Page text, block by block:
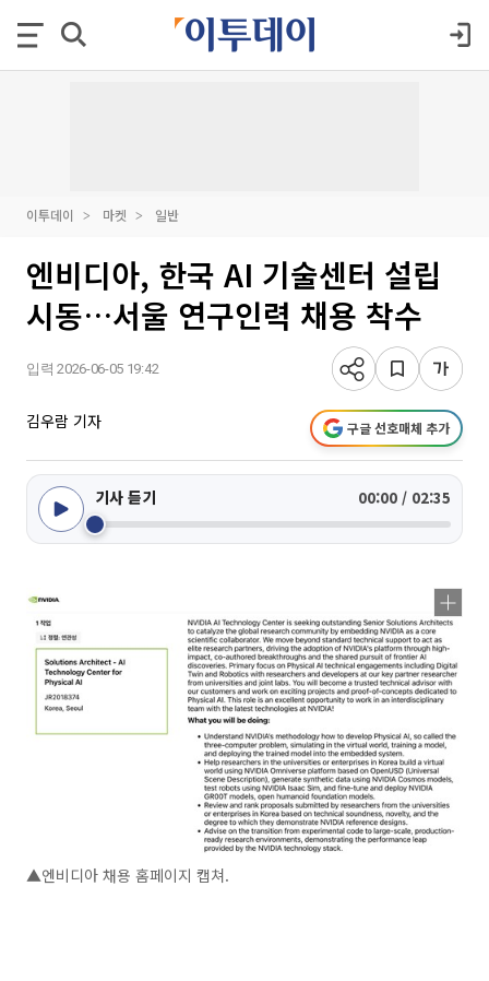
이투데이 마켓 일반
엔비디아, 한국 AI 기술센터 설립
시동…서울 연구인력 채용 착수
입력 2026-06-05 19:42
김우람 기자 구글 선호매체 추가
기사 듣기 00:00 / 02:35
▲엔비디아 채용 홈페이지 캡쳐.